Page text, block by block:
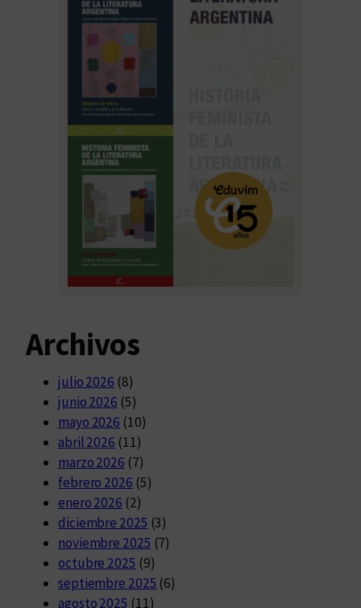
Archivos
julio 2026 (8)
junio 2026 (5)
mayo 2026 (10)
abril 2026 (11)
marzo 2026 (7)
febrero 2026 (5)
enero 2026 (2)
diciembre 2025 (3)
noviembre 2025 (7)
octubre 2025 (9)
septiembre 2025 (6)
agosto 2025 (11)